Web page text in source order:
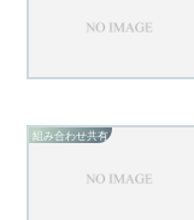
組み合わせ共有